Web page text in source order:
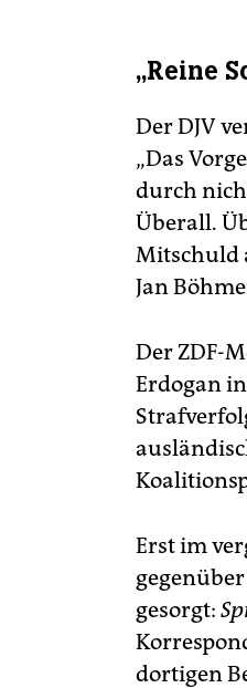
„Reine
Der DJV
„Das
durch
Überall.
Mitschuld
Jan
Der ZDF-
Erdogan
Erst im
gesorgt:
dortigen